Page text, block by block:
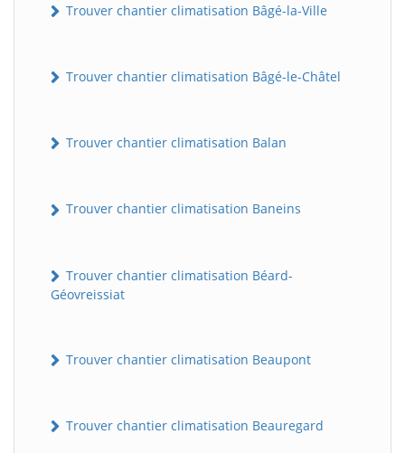
Trouver chantier climatisation Bâgé-la-Ville
Trouver chantier climatisation Bâgé-le-Châtel
Trouver chantier climatisation Balan
Trouver chantier climatisation Baneins
Trouver chantier climatisation Béard-
Géovreissiat
Trouver chantier climatisation Beaupont
Trouver chantier climatisation Beauregard